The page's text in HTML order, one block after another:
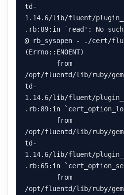
td-
1.14.6/lib/fluent/
.rb:89:in `read': No
@ rb_sysopen - ./cert/
(Errno::ENOENT)
/opt/fluentd/lib/ruby/
td-
1.14.6/lib/fluent/
.rb:89:in
/opt/fluentd/lib/ruby/
td-
1.14.6/lib/fluent/
.rb:65:in
/opt/fluentd/lib/ruby/